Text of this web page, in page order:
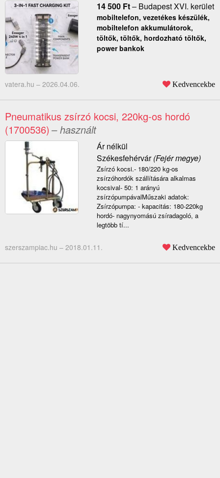
14 500 Ft– Budapest XVI. kerület
mobiltelefon, vezetékes készülék,
mobiltelefon akkumulátorok,
töltők, töltők, hordozható töltők,
power bankok
vatera.hu – 2026.04.06. Kedvencekbe
Pneumatikus zsírzó kocsi, 220kg-os hordó
(1700536) – használt
Ár nélkül
Székesfehérvár(Fejér megye)
Zsírzó kocsi.- 180/220 kg-os
zsírzóhordók szállítására alkalmas
kocsival- 50: 1 arányú
zsírzópumpávalMűszaki adatok:
Zsírzópumpa: - kapacitás: 180-220kg
hordó- nagynyomású zsíradagoló, a
legtöbb tí...
szerszampiac.hu – 2018.01.11. Kedvencekbe